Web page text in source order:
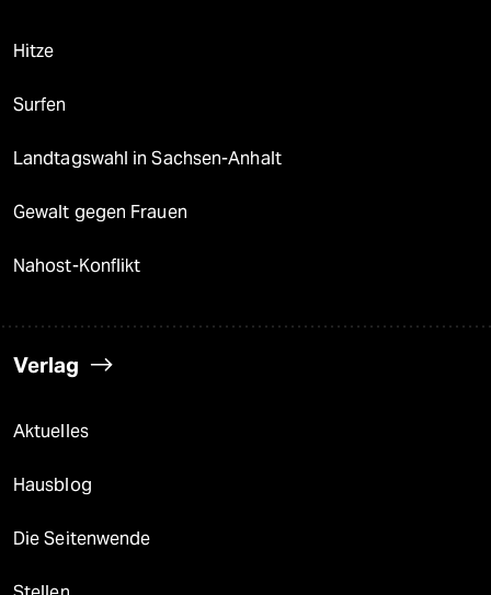
Hitze
Surfen
Landtagswahl in Sachsen-Anhalt
Gewalt gegen Frauen
Nahost-Konflikt
Verlag
Aktuelles
Hausblog
Die Seitenwende